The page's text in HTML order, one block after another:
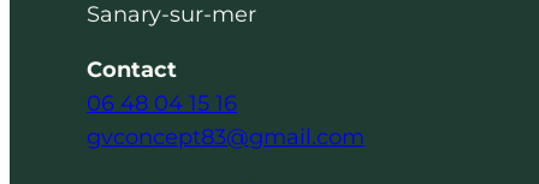
Sanary-sur-mer
Contact
06 48 04 15 16
gvconcept83@gmail.com